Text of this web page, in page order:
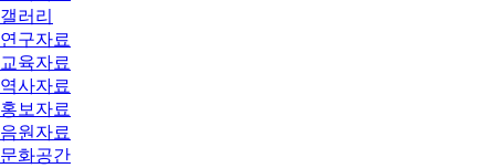
갤러리
연구자료
교육자료
역사자료
홍보자료
음원자료
문화공간